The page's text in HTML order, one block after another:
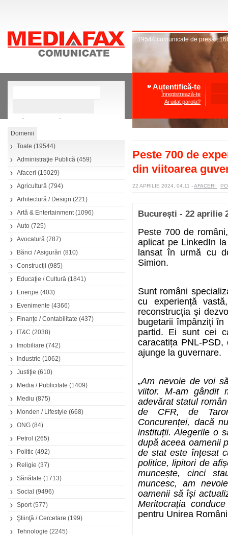
Căutare avansată
Toate (19544)
Administraţie Publică (459)
Afaceri (15029)
Agricultură (794)
Arhitectură / Design (221)
Artă & Entertainment(1096)
Auto (725)
Avocatură (787)
Bănci / Asigurări (810)
Construcţii (985)
Educaţie / Cultură (1841)
Energie (403)
Evenimente (4366)
Finanţe / Contabilitate (437)
IT&C (2038)
Imobiliare (742)
Industrie (1062)
Justiţie (610)
Media / Publicitate (1409)
Mediu (875)
Monden / Lifestyle (668)
ONG (84)
Petrol (265)
Politic (492)
Religie (37)
Sănătate (1713)
Social (9496)
Sport(577)
Ştiinţă / Cercetare (199)
Tehnologie (2245)
19544 comunicate de presă,
Autentifică-te
Înregistrează-te
Ai uitat parola?
Peste 700 de
din viitoarea
22 APRILIE 2024, 04.11 -AFACERI
București - 22 aprilie
Peste 700 de
aplicat pe LinkedIn
lansat în urmă cu
Simion.
Sunt români
cu experiență
reconstrucția și
bugetarii împânziți
partid. Ei sunt cei
caracatița PNL-
ajunge la guvernare.
„Am nevoie de voi
viitor. M-am gândit
adevărat statul
de CFR, de
Concurenței, dacă
instituții. Alegerile o
după aceea oamenii
de stat este înțesat
politice, lipitori de
muncește, cinci
muncesc, am
oamenii să își
Meritocrația conduce
pentru Unirea